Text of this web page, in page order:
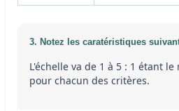
3. Notez les caratéristiques
L'échelle va de 1 à 5 : 1 étant
pour chacun des critères.